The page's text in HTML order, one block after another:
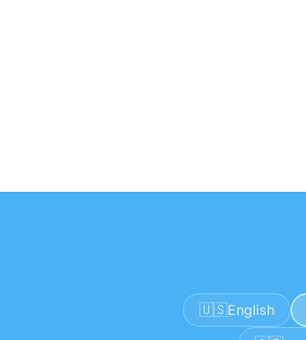
🇺🇸English